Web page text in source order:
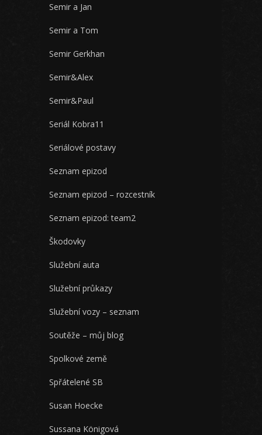
Semir a Jan
Semir a Tom
Semir Gerkhan
Semir&Alex
Semir&Paul
Seriál Kobra11
Seriálové postavy
Seznam epizod
Seznam epizod – rozcestník
Seznam epizod: team2
Škodovky
Služební auta
Služební průkazy
Služební vozy – seznam
Soutěže – můj blog
Spolkové země
Spřátelené SB
Susan Hoecke
Sussana Königová